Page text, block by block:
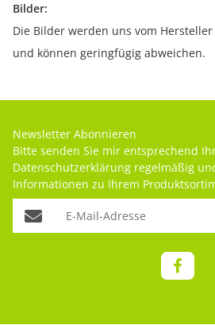
Bilder:
Die Bilder werden uns vom
und können geringfügig abweichen.
Newsletter Abonnieren
Bitte senden Sie mir entsprechend
Datenschutzerklärung regelmäßig
Informationen zu Ihrem